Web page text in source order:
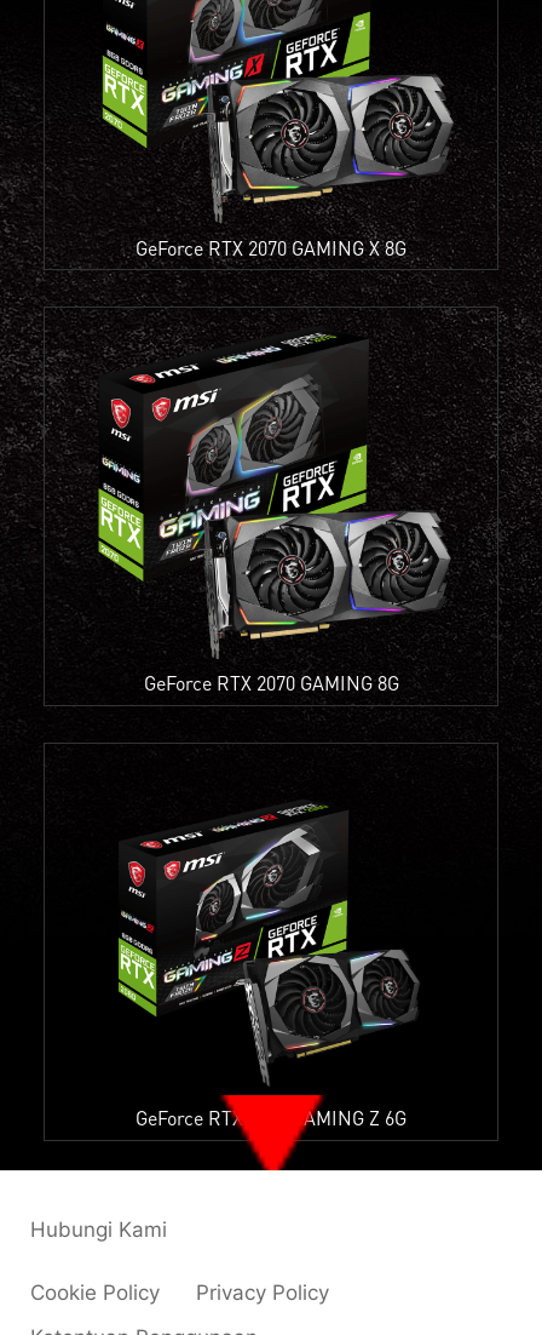
GeForce RTX 2070 GAMING X 8G
GeForce RTX 2070 GAMING 8G
GeForce RTX 2060 GAMING Z 6G
Cookie Policy
Privacy Policy
Hubungi Kami